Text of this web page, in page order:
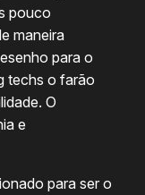
pouco
maneira
para o
techs o farão
O
e
para ser o